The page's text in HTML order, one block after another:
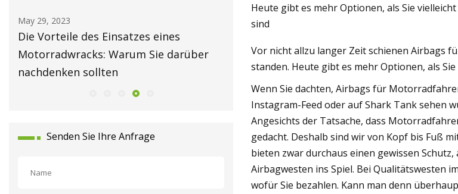
May 30, 2023
Eine Ducati besitzen: 10 Dinge, auf die
Sie achten sollten
May 26, 2023
alle immer noch lieben
Senden Sie Ihre Anfrage
Heute gibt es mehr Optionen, als Sie
sind
Vor nicht allzu langer Zeit schienen Airbags
standen. Heute gibt es mehr Optionen, als
Wenn Sie dachten, Airbags für
Instagram-Feed oder auf Shark Tank sehen
Angesichts der Tatsache, dass
gedacht. Deshalb sind wir von Kopf bis Fuß
bieten zwar durchaus einen gewissen
Airbagwesten ins Spiel. Bei Qualitätswesten
wofür Sie bezahlen. Kann man denn